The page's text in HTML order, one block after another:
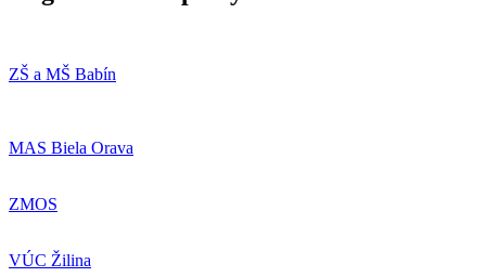
ZŠ a MŠ Babín
MAS Biela Orava
ZMOS
VÚC Žilina